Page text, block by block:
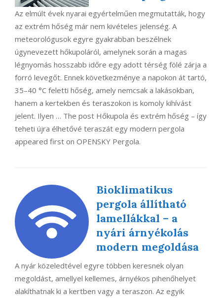
Az elmúlt évek nyarai egyértelműen megmutatták, hogy
az extrém hőség már nem kivételes jelenség. A
meteorológusok egyre gyakrabban beszélnek
úgynevezett hőkupoláról, amelynek során a magas
légnyomás hosszabb időre egy adott térség fölé zárja a
forró levegőt. Ennek következménye a napokon át tartó,
35–40 °C feletti hőség, amely nemcsak a lakásokban,
hanem a kertekben és teraszokon is komoly kihívást
jelent. Ilyen … The post Hőkupola és extrém hőség – így
teheti újra élhetővé teraszát egy modern pergola
appeared first on OPENSKY Pergola.
Bioklimatikus
pergola állítható
lamellákkal – a
nyári árnyékolás
modern megoldása
A nyár közeledtével egyre többen keresnek olyan
megoldást, amellyel kellemes, árnyékos pihenőhelyet
alakíthatnak ki a kertben vagy a teraszon. Az egyik